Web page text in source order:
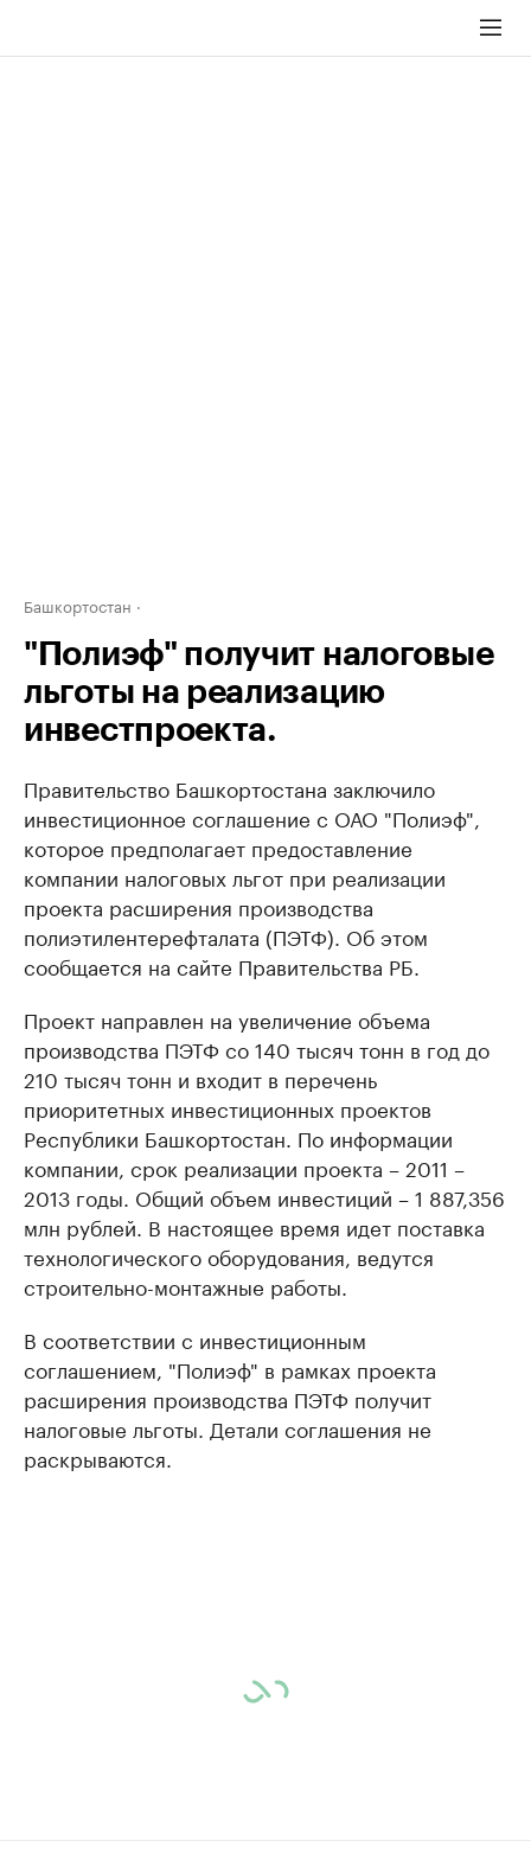
Башкортостан
"Полиэф" получит налоговые
льготы на реализацию
инвестпроекта.
Правительство Башкортостана заключило
инвестиционное соглашение с ОАО "Полиэф",
которое предполагает предоставление
компании налоговых льгот при реализации
проекта расширения производства
полиэтилентерефталата (ПЭТФ). Об этом
сообщается на сайте Правительства РБ.
Проект направлен на увеличение объема
производства ПЭТФ со 140 тысяч тонн в год до
210 тысяч тонн и входит в перечень
приоритетных инвестиционных проектов
Республики Башкортостан. По информации
компании, срок реализации проекта – 2011 –
2013 годы. Общий объем инвестиций – 1 887,356
млн рублей. В настоящее время идет поставка
технологического оборудования, ведутся
строительно-монтажные работы.
В соответствии с инвестиционным
соглашением, "Полиэф" в рамках проекта
расширения производства ПЭТФ получит
налоговые льготы. Детали соглашения не
раскрываются.